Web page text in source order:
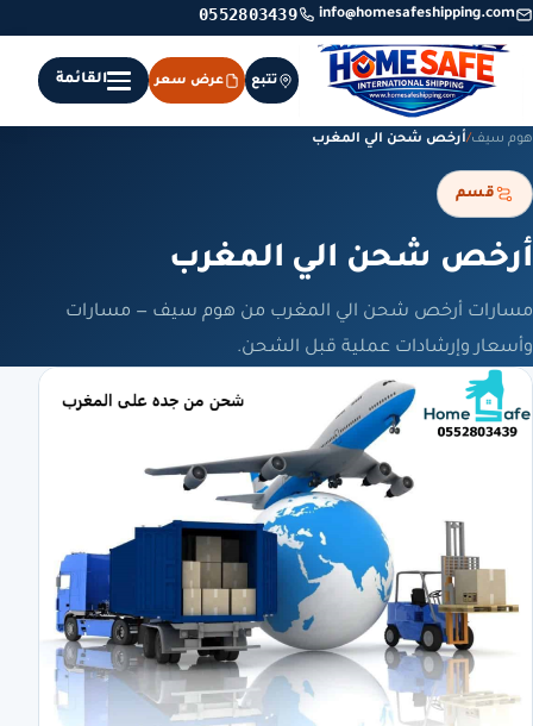
info@homesafeshipping.com
0552803439
تتبع عرض سعر القائمة
هوم سيف/أرخص شحن الي المغرب
قسم
أرخص شحن الي المغرب
مسارات أرخص شحن الي المغرب من هوم سيف — مسارات
وأسعار وإرشادات عملية قبل الشحن.